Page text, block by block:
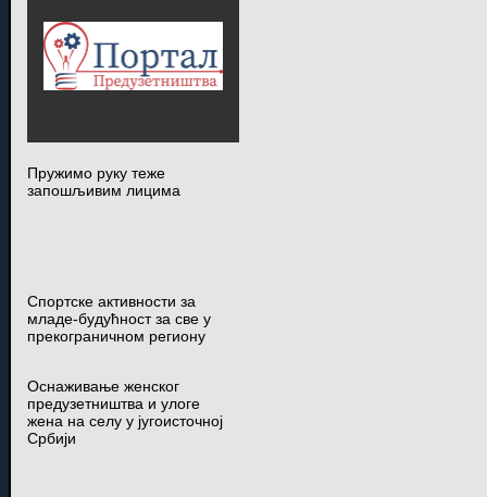
Пружимо руку теже
запошљивим лицима
Спортске активности за
младе-будућност за све у
прекограничном региону
Оснаживање женског
предузетништва и улоге
жена на селу у југоисточној
Србији